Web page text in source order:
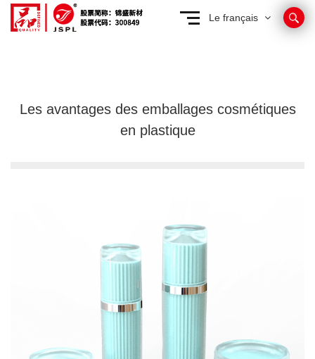
Le français
Les avantages des emballages cosmétiques
en plastique